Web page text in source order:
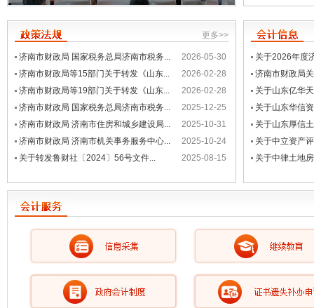
更多>>
济南市财政局 国家税务总局济南市税务...
2026-05-30
济南市财政局等15部门关于转发《山东...
2026-02-28
济南市财政局等19部门关于转发《山东...
2026-02-28
济南市财政局 国家税务总局济南市税务...
2025-12-25
济南市财政局 济南市住房和城乡建设局...
2025-10-31
济南市财政局 济南市机关事务服务中心...
2025-10-24
关于转发鲁财社〔2024〕56号文件...
2025-08-15
关于2026年度
济南市财政局
关于山东亿华
关于山东华信
关于山东厚信
关于中立资产
关于中律土地